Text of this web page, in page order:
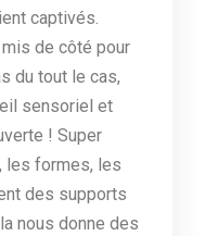
captivés.
de côté pour
du tout le cas,
sensoriel et
! Super
les formes, les
des supports
nous donne des